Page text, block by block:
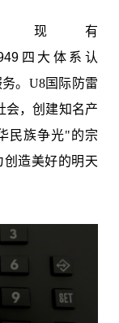
现有
四大体系认
。U8国际防雷
会，创建知名产
民族争光"的宗
创造美好的明天